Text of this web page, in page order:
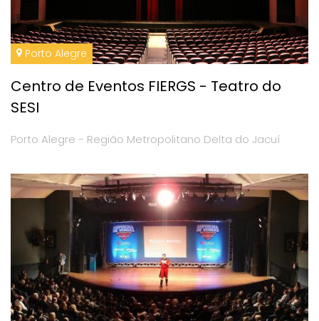
Porto Alegre
Centro de Eventos FIERGS - Teatro do
SESI
Porto Alegre - Região Metropolitano Delta do Jacuí